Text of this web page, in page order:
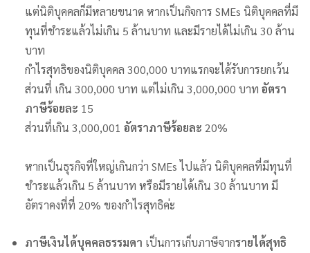
แต่นิติบุคคลก็มีหลายขนาด หากเป็นกิจการ SMEs นิติบุคคลที่มี
ทุนที่ชำระแล้วไม่เกิน 5 ล้านบาท และมีรายได้ไม่เกิน 30 ล้าน
บาท
กำไรสุทธิของนิติบุคคล 300,000 บาทแรกจะได้รับการยกเว้น
ส่วนที่ เกิน 300,000 บาท แต่ไม่เกิน 3,000,000 บาทอัตรา
ภาษีร้อยละ 15
ส่วนที่เกิน 3,000,001อัตราภาษีร้อยละ 20%
หากเป็นธุรกิจที่ใหญ่เกินกว่า SMEs ไปแล้ว นิติบุคคลที่มีทุนที่
ชำระแล้วเกิน 5 ล้านบาท หรือมีรายได้เกิน 30 ล้านบาท มี
อัตราคงที่ที่ 20% ของกำไรสุทธิค่ะ
ภาษีเงินได้บุคคลธรรมดา เป็นการเก็บภาษีจากรายได้สุทธิ